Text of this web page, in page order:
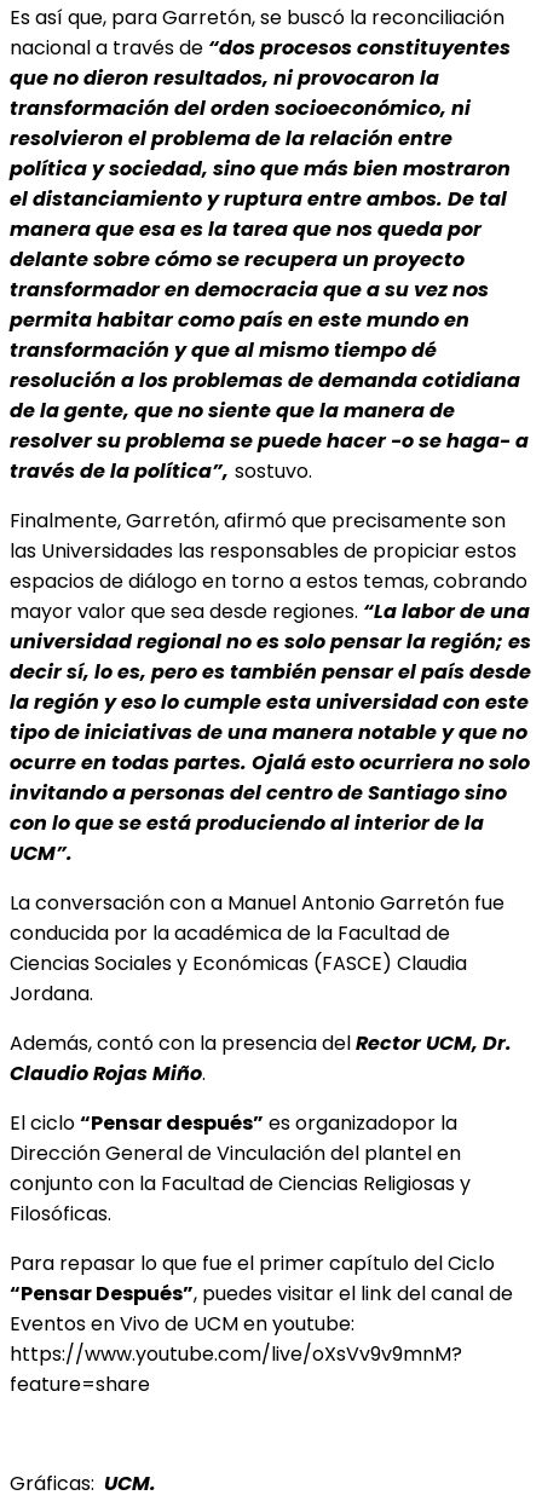
Es así que, para Garretón, se buscó la reconciliación
nacional a través de “dos procesos constituyentes
que no dieron resultados, ni provocaron la
transformación del orden socioeconómico, ni
resolvieron el problema de la relación entre
política y sociedad, sino que más bien mostraron
el distanciamiento y ruptura entre ambos. De tal
manera que esa es la tarea que nos queda por
delante sobre cómo se recupera un proyecto
transformador en democracia que a su vez nos
permita habitar como país en este mundo en
transformación y que al mismo tiempo dé
resolución a los problemas de demanda cotidiana
de la gente, que no siente que la manera de
resolver su problema se puede hacer -o se haga- a
través de la política”, sostuvo.
Finalmente, Garretón, afirmó que precisamente son
las Universidades las responsables de propiciar estos
espacios de diálogo en torno a estos temas, cobrando
mayor valor que sea desde regiones. “La labor de una
universidad regional no es solo pensar la región; es
decir sí, lo es, pero es también pensar el país desde
la región y eso lo cumple esta universidad con este
tipo de iniciativas de una manera notable y que no
ocurre en todas partes. Ojalá esto ocurriera no solo
invitando a personas del centro de Santiago sino
con lo que se está produciendo al interior de la
UCM”.
La conversación con a Manuel Antonio Garretón fue
conducida por la académica de la Facultad de
Ciencias Sociales y Económicas (FASCE) Claudia
Jordana.
Además, contó con la presencia delRector UCM, Dr.
Claudio Rojas Miño.
El ciclo“Pensar después” es organizadopor la
Dirección General de Vinculación del plantel en
conjunto con la Facultad de Ciencias Religiosas y
Filosóficas.
Para repasar lo que fue el primer capítulo del Ciclo
“Pensar Después”, puedes visitar el link del canal de
Eventos en Vivo de UCM en youtube:
https://www.youtube.com/live/oXsVv9v9mnM?
feature=share
Gráficas: UCM.